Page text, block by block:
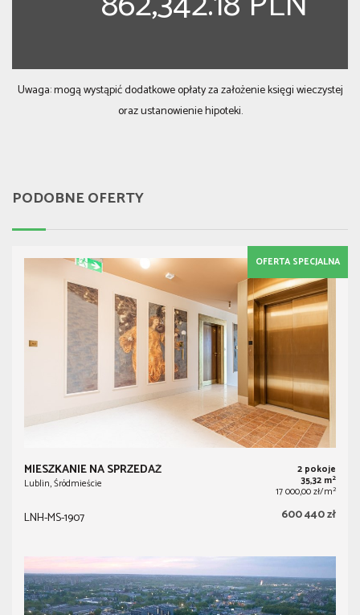
Uwaga: mogą wystąpić dodatkowe opłaty za założenie księgi wieczystej
oraz ustanowienie hipoteki.
PODOBNE OFERTY
OFERTA SPECJALNA
MIESZKANIE NA SPRZEDAŻ
Lublin, Śródmieście
2 pokoje
35,32 m2
17 000,00 zł/m2
LNH-MS-1907 600 440 zł